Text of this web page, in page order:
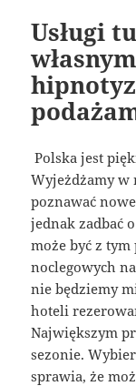
Usługi
Polska jest
Wyjeżdżamy w
poznawać
jednak zadbać
może być z
noclegowych
nie będziemy
hoteli
Największym
sezonie.
sprawia, że